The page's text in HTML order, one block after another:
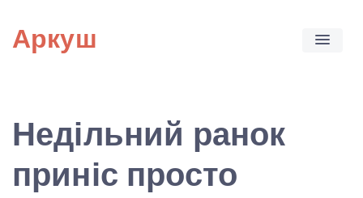
content
Аркуш
Недільний ранок
приніс просто